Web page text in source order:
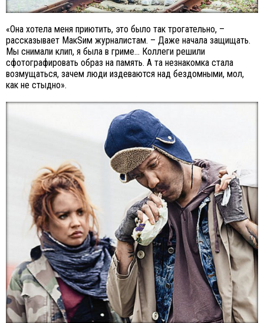
«Она хотела меня приютить, это было так трогательно, –
рассказывает МакSим журналистам. – Даже начала защищать.
Мы снимали клип, я была в гриме... Коллеги решили
сфотографировать образ на память. А та незнакомка стала
возмущаться, зачем люди издеваются над бездомными, мол,
как не стыдно».